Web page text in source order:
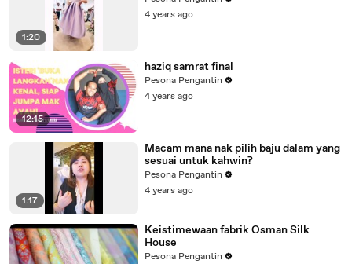
1:20
4 years ago
12:15
haziq samrat final
Pesona Pengantin
4 years ago
1:17
Macam mana nak pilih baju dalam yang
sesuai untuk kahwin?
Pesona Pengantin
4 years ago
Keistimewaan fabrik Osman Silk
House
Pesona Pengantin